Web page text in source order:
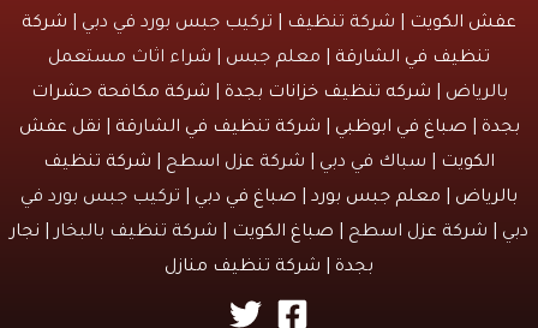
عفش الكويت
| شركة تنظيف | تركيب جبس بورد في دبي | شركة
تنظيف في الشارقة | معلم جبس | شراء اثاث مستعمل
بالرياض | شركه تنظيف خزانات بجدة
شركة مكافحة حشرات
بجدة
صباغ في ابوظبي شركة تنظيف في الشارقة
نقل عفش
الكويت
| سباك في دبي | شركة عزل اسطح | شركة تنظيف
بالرياض
معلم جبس بورد صباغ في دبي | تركيب جبس بورد في
دبي | شركة عزل اسطح | صباغ الكويت | شركة تنظيف بالبخار | نجار
بجدة
شركة تنظيف منازل